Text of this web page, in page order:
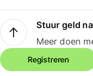
Stuur geld
Meer doen
Registreren